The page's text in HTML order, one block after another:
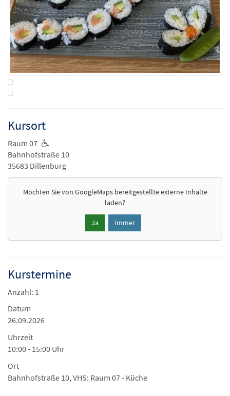
Kursort
Raum 07
Bahnhofstraße 10
35683 Dillenburg
Möchten Sie von GoogleMapsbereitgestellte externe Inhalte
laden?
Ja Immer
Kurstermine
Anzahl: 1
Datum
26.09.2026
Uhrzeit
10:00 - 15:00 Uhr
Ort
Bahnhofstraße 10, VHS: Raum 07 - Küche